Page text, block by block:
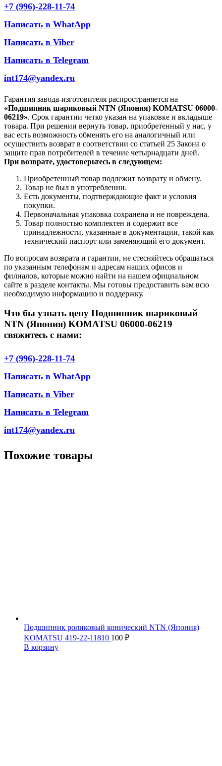
+7 (996)-228-11-74
Написать в WhatApp
Написать в Viber
Написать в Telegram
int174@yandex.ru
Гарантия завода-изготовителя распространяется на
«Подшипник шариковый NTN (Япония) KOMATSU 06000-
06219». Срок гарантии четко указан на упаковке и вкладыше
товара. При решении вернуть товар, приобретенный у нас, у
вас есть возможность обменять его на аналогичный или
осуществить возврат в соответствии со статьей 25 Закона о
защите прав потребителей в течение четырнадцати дней.
При возврате, удостоверьтесь в следующем:
Приобретенный товар подлежит возврату и обмену.
Товар не был в употреблении.
Есть документы, подтверждающие факт и условия
покупки.
Первоначальная упаковка сохранена и не повреждена.
Товар полностью комплектен и содержит все
принадлежности, указанные в документации, такой как
технический паспорт или заменяющий его документ.
По вопросам возврата и гарантии, не стесняйтесь обращаться
по указанным телефонам и адресам наших офисов и
филиалов, которые можно найти на нашем официальном
сайте в разделе контакты. Мы готовы предоставить вам всю
необходимую информацию и поддержку.
Что бы узнать цену Подшипник шариковый
NTN (Япония) KOMATSU 06000-06219
свяжитесь с нами:
+7 (996)-228-11-74
Написать в WhatApp
Написать в Viber
Написать в Telegram
int174@yandex.ru
Похожие товары
Подшипник роликовый конический NTN (Япония)
KOMATSU 419-22-11810 100 ₽
В корзину